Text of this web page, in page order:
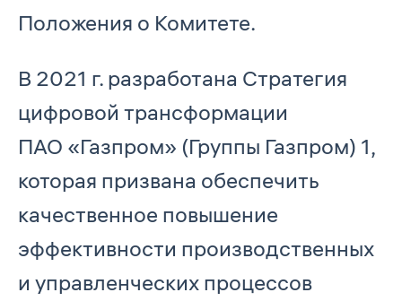
Положения о Комитете.
В 2021 г. разработана Стратегия
цифровой трансформации
ПАО «Газпром» (Группы Газпром) 1,
которая призвана обеспечить
качественное повышение
эффективности производственных
и управленческих процессов